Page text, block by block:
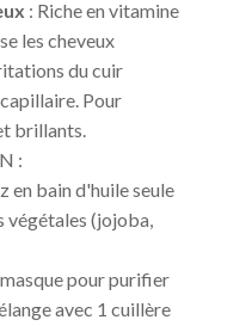
: Riche en vitamine
les cheveux
du cuir
Pour
brillants.
:
en bain d'huile seule
végétales (jojoba,
pour purifier
avec 1 cuillère